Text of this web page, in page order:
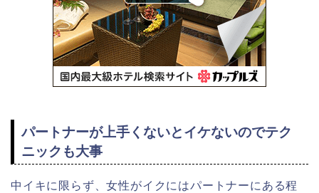
パートナーが上手くないとイケないのでテク
ニックも大事
中イキに限らず、女性がイクにはパートナーにある程